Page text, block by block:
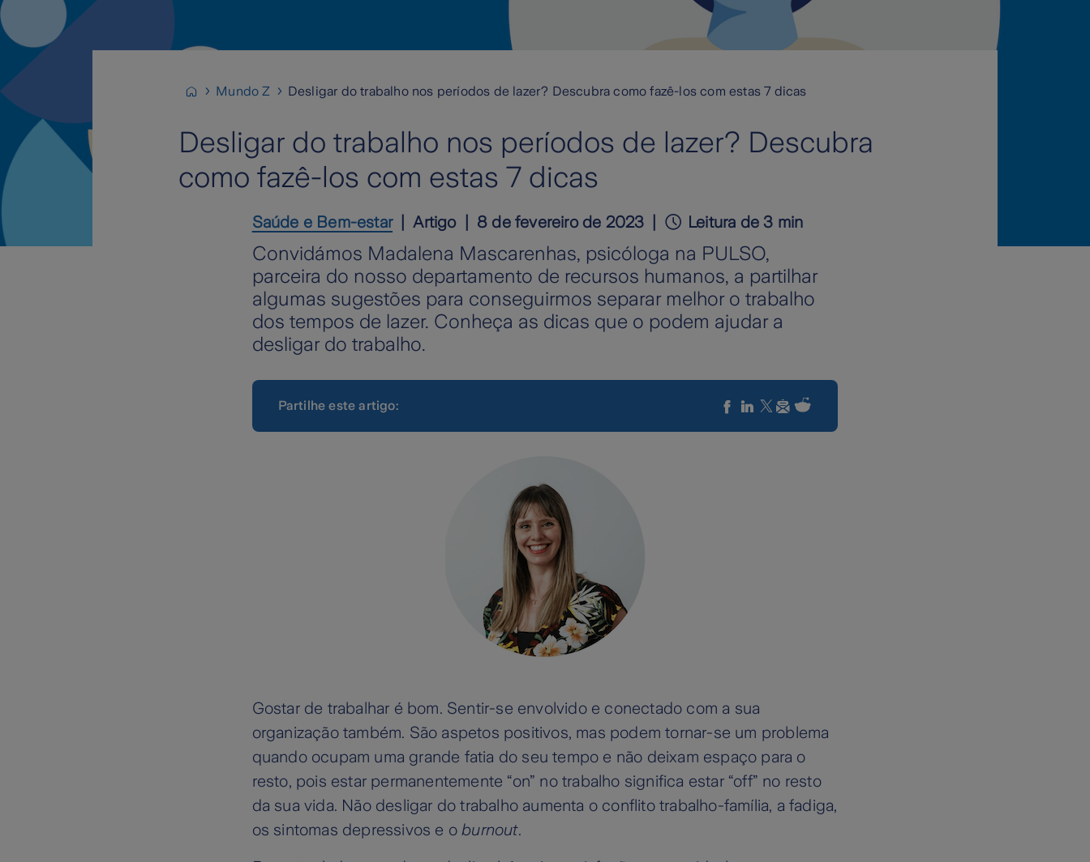
Mundo Z Desligar do trabalho nos períodos de lazer? Descubra como fazê-los com estas 7 dicas
Desligar do trabalho nos períodos de lazer? Descubra
como fazê-los com estas 7 dicas
Saúde e Bem-estar Artigo 8 de fevereiro de 2023 Leitura de 3 min
Convidámos Madalena Mascarenhas, psicóloga na PULSO,
parceira do nosso departamento de recursos humanos, a partilhar
algumas sugestões para conseguirmos separar melhor o trabalho
dos tempos de lazer. Conheça as dicas que o podem ajudar a
desligar do trabalho.
Partilhe este artigo:
Gostar de trabalhar é bom. Sentir-se envolvido e conectado com a sua
organização também. São aspetos positivos, mas podem tornar-se um problema
quando ocupam uma grande fatia do seu tempo e não deixam espaço para o
resto, pois estar permanentemente “on” no trabalho significa estar “off” no resto
da sua vida. Não desligar do trabalho aumenta o conflito trabalho-família, a fadiga,
os sintomas depressivos e oburnout.